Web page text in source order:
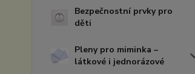
Bezpečnostní prvky pro
děti
Pleny pro miminka –
látkové i jednorázové